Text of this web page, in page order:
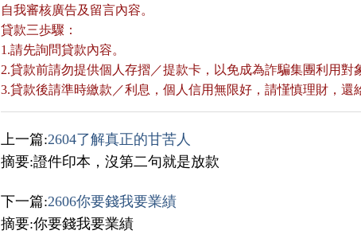
自我審核廣告及留言內容。
貸款三歩驟：
1.請先詢問貸款內容。
2.貸款前請勿提供個人存摺／提款卡，以免成為詐騙集團利用對
3.貸款後請準時繳款／利息，個人信用無限好，請慬慎理財，還
上一篇:2604了解真正的甘苦人
摘要:證件印本，沒第二句就是放款
下一篇:2606你要錢我要業績
摘要:你要錢我要業績